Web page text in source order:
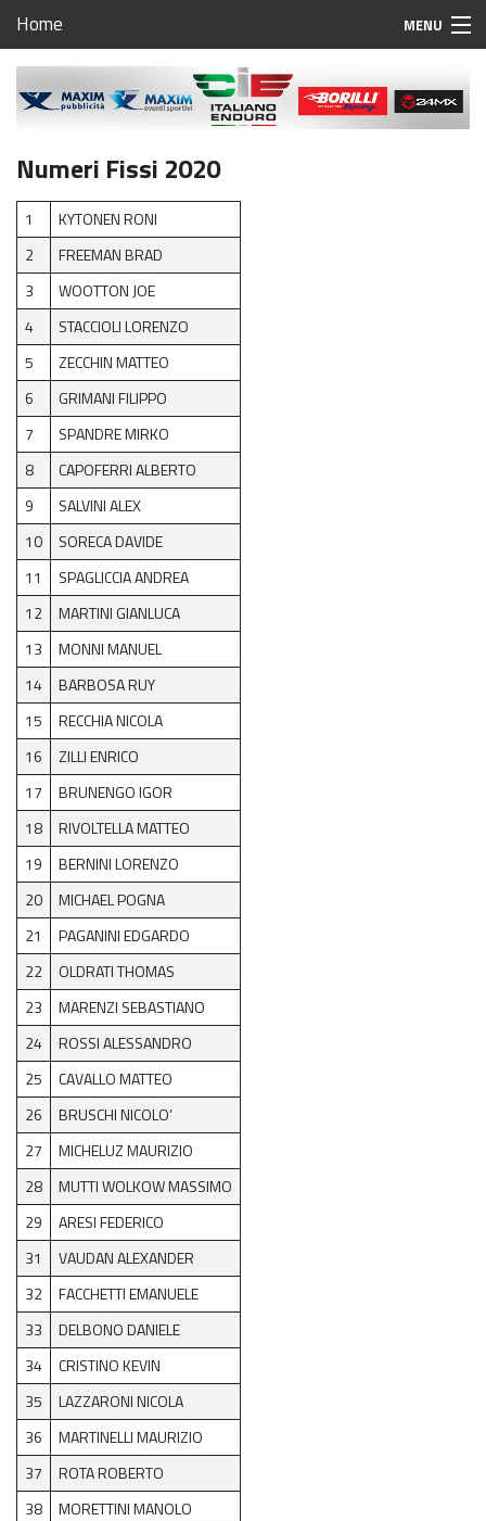
Home MENU
Home
Calendario Campionato Italiano Enduro 2023
Regolamento Regionale Enduro Friuli Venezia Giulia
Campionato Regionale Enduro Friuli Venezia Giulia
1^ prova Fanna
2^ prova Ragogna
3^ prova Aviano
4^ prova TBA
5^ prova Carso
6^ prova Grado
News EnduroGP
News ISDE
Regionale Enduro
Cerca Motoclub
Piloti Enduro
Albo d’oro Italiano Enduro
Archivio Stagioni Italiano Enduro
Informazioni e comunicati
Notizie sportive
Recensioni e test
Archivio News
Contatti
Numeri Fissi 2020
1
KYTONEN RONI
2
FREEMAN BRAD
3
WOOTTON JOE
4
STACCIOLI LORENZO
5
ZECCHIN MATTEO
6
GRIMANI FILIPPO
7
SPANDRE MIRKO
8
CAPOFERRI ALBERTO
9
SALVINI ALEX
10
SORECA DAVIDE
11
SPAGLICCIA ANDREA
12
MARTINI GIANLUCA
13
MONNI MANUEL
14
BARBOSA RUY
15
RECCHIA NICOLA
16
ZILLI ENRICO
17
BRUNENGO IGOR
18
RIVOLTELLA MATTEO
19
BERNINI LORENZO
20
MICHAEL POGNA
21
PAGANINI EDGARDO
22
OLDRATI THOMAS
23
MARENZI SEBASTIANO
24
ROSSI ALESSANDRO
25
CAVALLO MATTEO
26
BRUSCHI NICOLO’
27
MICHELUZ MAURIZIO
28
MUTTI WOLKOW MASSIMO
29
ARESI FEDERICO
31
VAUDAN ALEXANDER
32
FACCHETTI EMANUELE
33
DELBONO DANIELE
34
CRISTINO KEVIN
35
LAZZARONI NICOLA
36
MARTINELLI MAURIZIO
37
ROTA ROBERTO
38
MORETTINI MANOLO